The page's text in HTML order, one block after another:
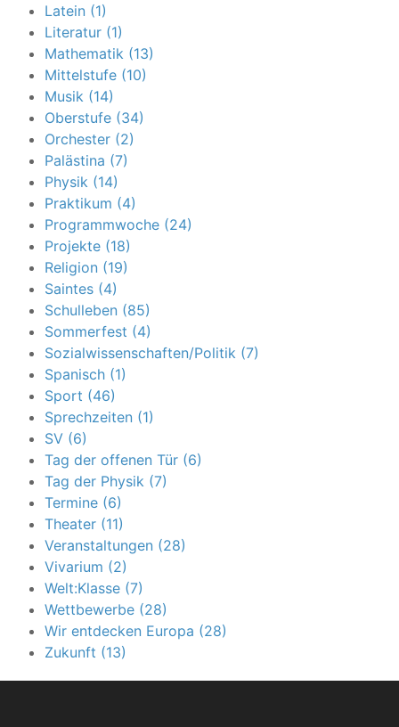
Latein (1)
Literatur (1)
Mathematik (13)
Mittelstufe (10)
Musik (14)
Oberstufe (34)
Orchester (2)
Palästina (7)
Physik (14)
Praktikum (4)
Programmwoche (24)
Projekte (18)
Religion (19)
Saintes (4)
Schulleben (85)
Sommerfest (4)
Sozialwissenschaften/Politik (7)
Spanisch (1)
Sport (46)
Sprechzeiten (1)
SV (6)
Tag der offenen Tür (6)
Tag der Physik (7)
Termine (6)
Theater (11)
Veranstaltungen (28)
Vivarium (2)
Welt:Klasse (7)
Wettbewerbe (28)
Wir entdecken Europa (28)
Zukunft (13)